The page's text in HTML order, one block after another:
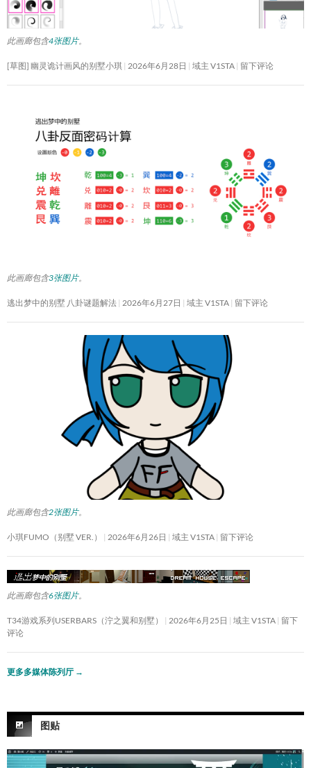
此画廊包含4张图片。
[草图] 幽灵诡计画风的别墅小琪 2026年6月28日 域主 V1STA 留下评论
此画廊包含3张图片。
逃出梦中的别墅 八卦谜题解法 2026年6月27日 域主 V1STA 留下评论
此画廊包含2张图片。
小琪FUMO（别墅 VER.） 2026年6月26日 域主 V1STA 留下评论
此画廊包含6张图片。
T34游戏系列USERBARS（泞之翼和别墅） 2026年6月25日 域主 V1STA 留下
评论
更多多媒体陈列厅 →
图贴